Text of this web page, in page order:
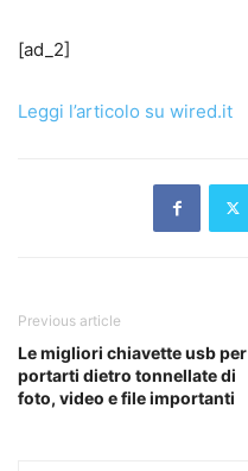
[ad_2]
Leggi l’articolo su wired.it
Previous article
Le migliori chiavette usb per
portarti dietro tonnellate di
foto, video e file importanti